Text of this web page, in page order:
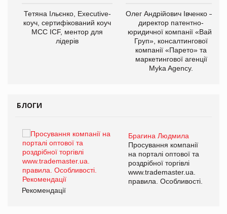
Тетяна Ільєнко, Executive-
коуч, сертифікований коуч
МСС ICF, ментор для
лідерів
Олег Андрійович Івченко —
директор патентно-
юридичної компанії «Вайз
Груп», консалтингової
компанії «Парето» та
маркетингової агенції
Myka Agency.
БЛОГИ
Брагина Людмила
Просування компанії
на порталі оптової та
роздрібної торгівлі
www.trademaster.ua.
правила. Особливості.
Рекомендації